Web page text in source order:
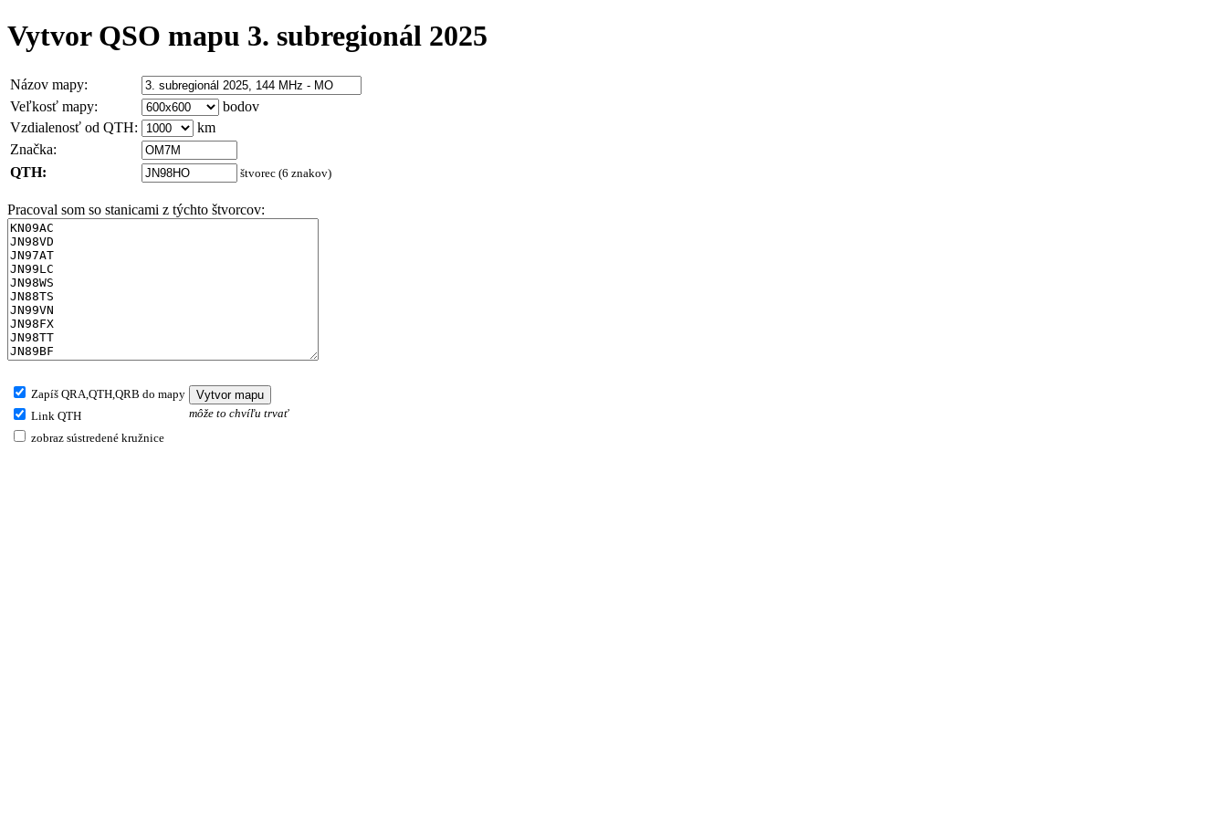
Vytvor QSO mapu 3. subregionál 2025
Názov mapy:
Veľkosť mapy:
bodov
Vzdialenosť od QTH:
km
Značka:
QTH:
štvorec (6 znakov)
Pracoval som so stanicami z týchto štvorcov:
Zapíš QRA,QTH,QRB do mapy
môže to chvíľu trvať
Link QTH
zobraz sústredené kružnice